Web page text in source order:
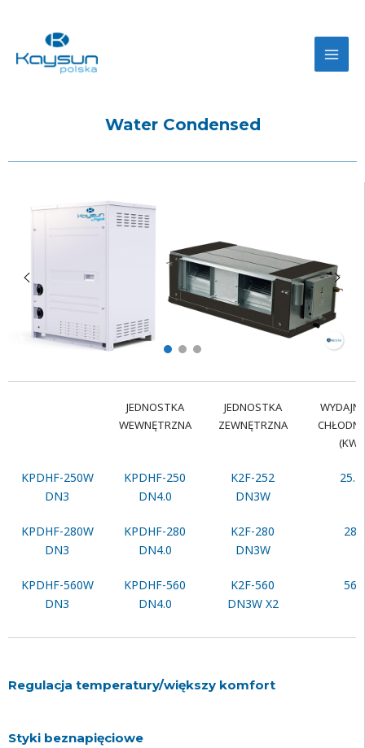
Water Condensed
JEDNOSTKA
WEWNĘTRZNA
JEDNOSTKA
ZEWNĘTRZNA
(KW)
KPDHF-250W
DN3
KPDHF-250
DN4.0
K2F-252
DN3W
25.2
KPDHF-280W
DN3
KPDHF-280
DN4.0
K2F-280
DN3W
28
KPDHF-560W
DN3
KPDHF-560
DN4.0
K2F-560
DN3W X2
56
Regulacja temperatury/większy komfort
Styki beznapięciowe